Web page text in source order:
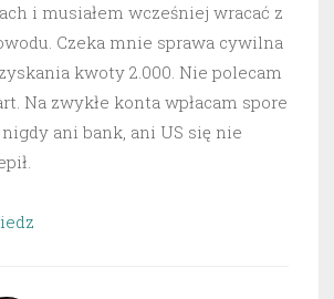
i musiałem wcześniej wracać z
Czeka mnie sprawa cywilna
kwoty 2.000. Nie polecam
Na zwykłe konta wpłacam spore
ani bank, ani US się nie